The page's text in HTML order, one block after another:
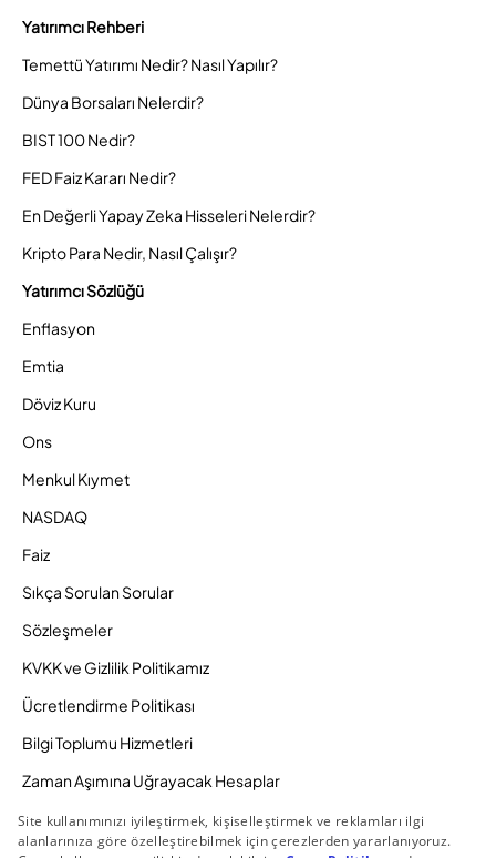
Yatırımcı Rehberi
Temettü Yatırımı Nedir? Nasıl Yapılır?
Dünya Borsaları Nelerdir?
BIST 100 Nedir?
FED Faiz Kararı Nedir?
En Değerli Yapay Zeka Hisseleri Nelerdir?
Kripto Para Nedir, Nasıl Çalışır?
Yatırımcı Sözlüğü
Enflasyon
Emtia
Döviz Kuru
Ons
Menkul Kıymet
NASDAQ
Faiz
Sıkça Sorulan Sorular
Sözleşmeler
KVKK ve Gizlilik Politikamız
Ücretlendirme Politikası
Bilgi Toplumu Hizmetleri
Zaman Aşımına Uğrayacak Hesaplar
Duyurular ve Kampanyalar